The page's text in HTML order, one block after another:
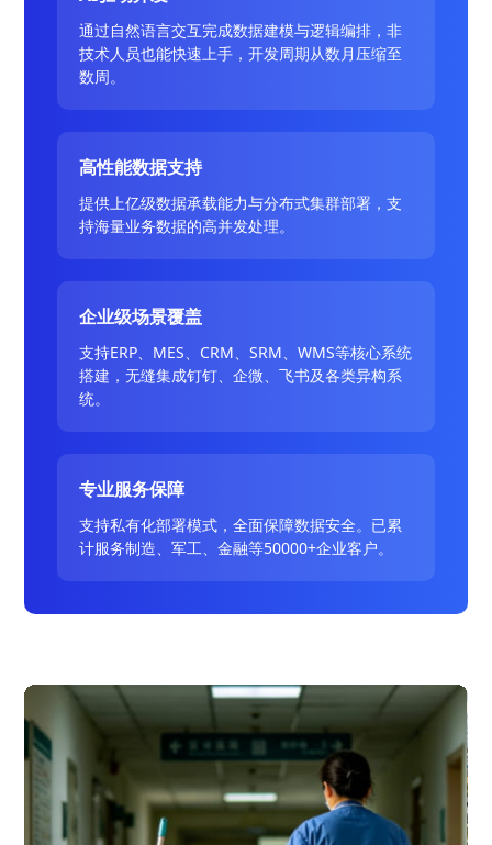
通过自然语言交互完成数据建模与逻辑编排，非
技术人员也能快速上手，开发周期从数月压缩至
数周。
高性能数据支持
提供上亿级数据承载能力与分布式集群部署，支
持海量业务数据的高并发处理。
企业级场景覆盖
支持ERP、MES、CRM、SRM、WMS等核心系统
搭建，无缝集成钉钉、企微、飞书及各类异构系
统。
专业服务保障
支持私有化部署模式，全面保障数据安全。已累
计服务制造、军工、金融等50000+企业客户。